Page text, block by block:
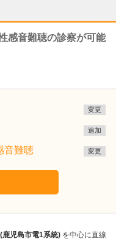
感音難聴の診察が可能
変更
追加
音難聴 変更
鹿児島市電1系統) を中心に直線